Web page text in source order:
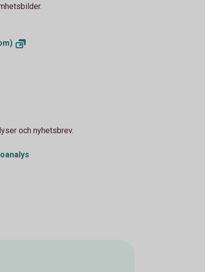
och nyhetsbrev.